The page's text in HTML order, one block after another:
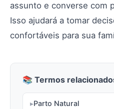
assunto e converse com
Isso ajudará a tomar
confortáveis para sua
📚 Termos
Parto Natural